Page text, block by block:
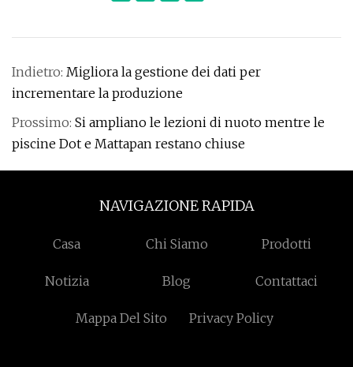
Indietro: Migliora la gestione dei dati per
incrementare la produzione
Prossimo: Si ampliano le lezioni di nuoto mentre le
piscine Dot e Mattapan restano chiuse
NAVIGAZIONE RAPIDA
Casa Chi Siamo Prodotti
Notizia Blog Contattaci
Mappa Del Sito Privacy Policy